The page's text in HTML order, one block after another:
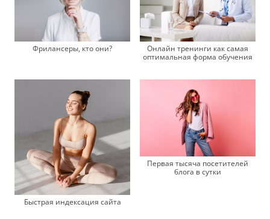
Фрилансеры, кто они?
Онлайн тренинги как самая
оптимальная форма обучения
Быстрая индексация сайта
Первая тысяча посетителей
блога в сутки